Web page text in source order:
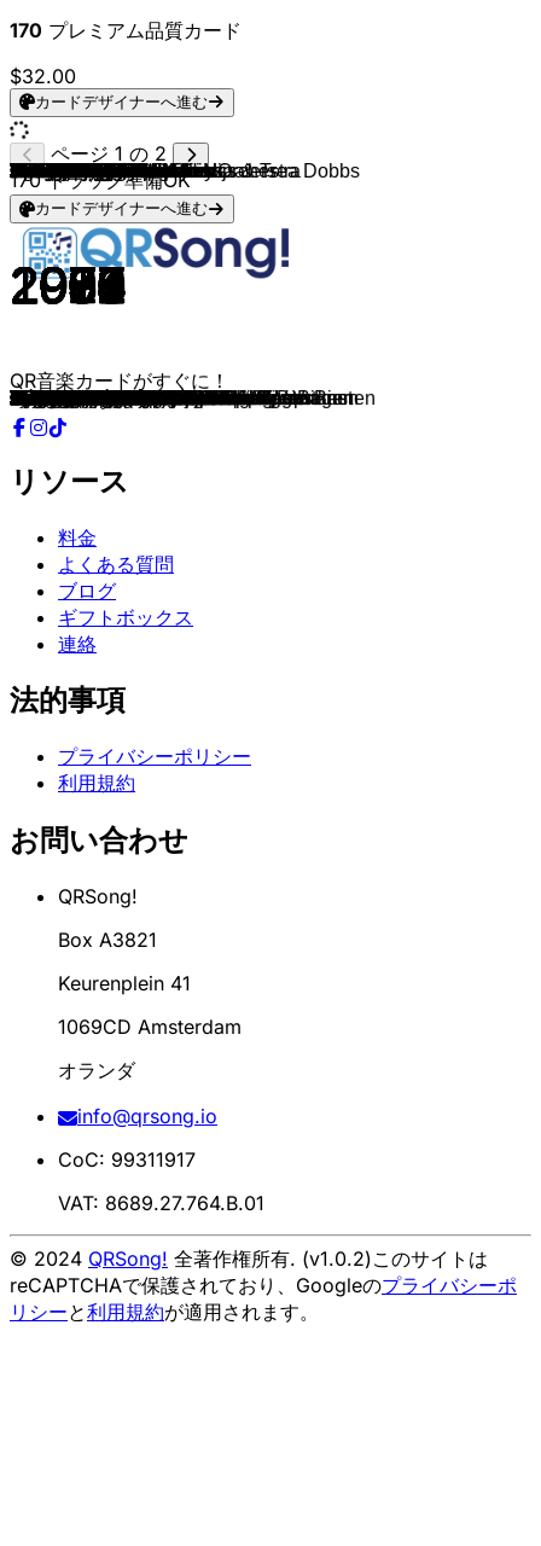
170 プレミアム品質カード
$32.00
カードデザイナーへ進む
Agena"s
1970
Kleine Signorina
Hans Arno Simon & His Orchestra
1967
Ohio Express
Henk Wijngaard
1991
Ik Moet Nog Wat Jaren Mee
Tarzan
1981
De minirok
De Paladijns
1982
Jouw Liefste Wens
Henk Wijngaard
1981
Ik Heb 'n Truck als M'n Woning
Henk Wijngaard
1978
Met De Vlam In De Pijp
Cusco
1981
Alcatraz
Wilma
1971
Als Je Verliefd Op Een Jongen Bent
The Dutch Boys
1983
Heb Jij Mien Zwien Ook Zien
Zangeres Zonder Naam
1969
Mexico
The Famous Dutch Guys
2021
Zevendronk TVDM
Jannes
2002
Eleonora
Arne Jansen
1992
Zeg 'ns Meisje
De Four Tak
1970
Ik Heb 'n Hart Zo Groot Als 'n Klerenkast
Bianca
1984
Rocking Met M`n Walkman
Lola
1968
Het Was Lente In September
Dorus
1957
Twee Motten
Anita Berends
1978
765348
The Dutch Boys
1983
Amerika En Olde Pekela
Don Mercedes
1976
Rocky
The Dutch Boys
1991
Stappen In Olde Pekela
Danny Panadero
2018
Danny's Autopaleis
Lizzy
1983
Speel niet met m'n voeten
Bata Illic
1972
Michaela
Nico Haak & De Paniekzaaiers
1974
Honkie-Tonkie Pianissie
De Paladijns
1994
Bouw Geen Luchtkastelen
Ben Lansink
1973
Lydia
B.B. Band
1981
Stille Willie
Rinus Okken
1986
Voor de liefde een 10
Henk Wijngaard
1990
Hey Suzie
Arne Jansen
1972
Meisjes Met Rode Haren
Henk Wijngaard
1993
Beun De Beunhaas
Frank Van Etten
2002
Leef Als Een Zigeuner
Rene Schuurmans
2007
Laat De Zon In Je Hart
Dirk Meeldijk
2007
Vier Zomers Lang
De Marlets
1986
Ik heb 'n tic van ellentrik
Stef Ekkel
2006
De Woonboot
Gerard Schoonebeek
1980
De lafaard van de stad
Het Radi Ensemble
1980
Meisjes In Bikini
Wuko"s
1979
De IJsbeer
De Marlets
1983
Ali-Baba
Jose
2003
Ik heb je niet de hemel beloofd
Rob Ronalds
2010
Meisjes Van De Nacht
De Stemmingmakers
2008
Piraten uit het Noorden
Siska and The Nightbirds
1977
Als 'n Rode Klaproos
Frank Van Etten
2021
Huisje Op Wielen
Corry Konings
1976
Ik Krijg 'N Heel Apart Gevoel Van Binnen
De Evening Stars
1975
Onze Poes En Buurmans Kater
Wimmie Bouma
2013
De ring die jij draagt
John West
2012
Jouw Blik
De Esperando's
2016
Fabulous tune
De Four Tak
1970
Onze Poes En Buurmans Kater
Ellis
1982
Geef Mij Eens Antwoord Op Mijn Vragen
The Starfighters
2008
Niemand Anders
Henk Wijngaard
1991
Als een wals
Lucas & Gea
2001
Ik Zal Dansen Op Je Bruiloft
Nico Haak
1985
Uw Laatste Jas, Meneer
Het IJssel Duo
2007
Drommelse jongen
Koos Alberts
1988
In M'n Eentje In Een Tweepersoons
Dick Van Altena
1985
Dom Diedelie Dom
Bobbejaan Schoepen
1966
Als het vriest in Madagascar
Het Cocktail Trio
1965
Het vlooiencircus
Het Cocktail Trio
1961
Kangoeroe Eiland
Theo & Marjan
2010
Marjan, Wat Heb Je Gedaan?
Ria Valk
1963
Nachtexpres Naar Saint Tropez
Plastic Bertrand
1977
Ca plane pour moi
Aline
1985
Als Je Nu Echt De Waarheid Zegt
Willeke Alberti
1963
Als Ik Je Fluiten Hoor
Various Artists
1982
Dick & Lollipop- Ik heb m'n lolly op
The Rapsodie's
1984
Carolien
Combo Wil de Bras
1983
Was het die nacht ?
The Fouryo's, Rob De Nijs & Trea Dobbs
1964
Hé Rob, Hé Trea
Henk Wijngaard
1978
Nachtrijders
Oompie Koerier
1994
Jambalay, de bek vol vlaai
Koos Alberts
1989
Zijn Het Je Ogen
The Rambo's
2010
Jij Wil Vrij Zijn
Henk Wijngaard
2004
Meissie , meissie
De Evening Stars
1976
Oh Wat 'n Mooie Tijd
Theo & Marjan
1972
Hela, Kom Met Me Mee Ja!
The Switch Combo
1975
Meisjes die fluiten
Broertjes van Buuten
1957
Lieve Frans, Ik Schrijf Je Hier
Paul Severs
1991
Zeg Eens Meisje
Anita en the Rapsodies
1983
Die kleine Merel
Benny Neyman
1981
Vrijgezel
Wilmari"s
1976
Goudblond Haar En Blauwe Ogen
Marc & Dave
1977
Ze Was Zo Mooi
Trio de Rog
1973
Geef Me 'N Kus
Tommy en de Javelin
1997
Oude liefde roest niet
Corry Konings
1976
Ik Krijg Een Heel Apart Gevoel Van Binnen
A La Carte
1999
In the Summer Sun of Greece
Theo en z'n Troubadours
1971
Als 'N Lading Dynamiet
Apollo Trio
1989
Op een tropisch eiland
Drukwerk
1981
Je Loog Tegen Mij
Rob De Nijs
1973
Malle Babbe
Ellen and Moodmakers
1982
Klavertje Van Vier
Anita van de Rapsodies
1983
Die Kleine Merel
The Shorts
1983
Comment ça va
ABSOLUT TIROL
1905
Rosi Polka
George Baker Selection
1975
Una Paloma Blanca
ページ 1 の 2
170トラック準備OK
カードデザイナーへ進む
QR音楽カードがすぐに！
リソース
料金
よくある質問
ブログ
ギフトボックス
連絡
法的事項
プライバシーポリシー
利用規約
お問い合わせ
QRSong!
Box A3821
Keurenplein 41
1069CD Amsterdam
オランダ
info@qrsong.io
CoC: 99311917
VAT: 8689.27.764.B.01
© 2024 QRSong! 全著作権所有. (v1.0.2)このサイトは
reCAPTCHAで保護されており、Googleのプライバシーポ
リシーと利用規約が適用されます。